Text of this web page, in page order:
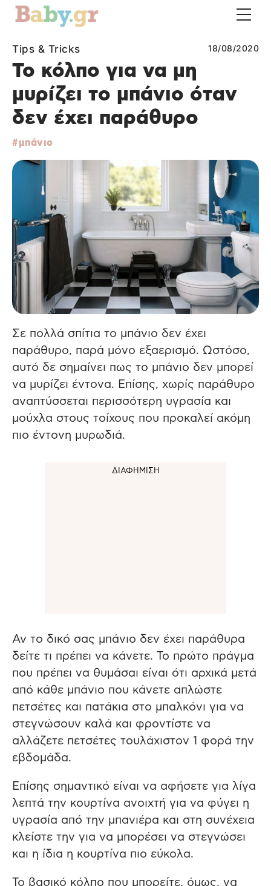
Tips & Tricks 18/08/2020
Το κόλπο για να μη
μυρίζει το μπάνιο όταν
δεν έχει παράθυρο
μπάνιο
Σε πολλά σπίτια το μπάνιο δεν έχει
παράθυρο, παρά μόνο εξαερισμό. Ωστόσο,
αυτό δε σημαίνει πως το μπάνιο δεν μπορεί
να μυρίζει έντονα. Επίσης, χωρίς παράθυρο
αναπτύσσεται περισσότερη υγρασία και
μούχλα στους τοίχους που προκαλεί ακόμη
πιο έντονη μυρωδιά.
Αν το δικό σας μπάνιο δεν έχει παράθυρα
δείτε τι πρέπει να κάνετε. Το πρώτο πράγμα
που πρέπει να θυμάσαι είναι ότι αρχικά μετά
από κάθε μπάνιο που κάνετε απλώστε
πετσέτες και πατάκια στο μπαλκόνι για να
στεγνώσουν καλά και φροντίστε να
αλλάζετε πετσέτες τουλάχιστον 1 φορά την
εβδομάδα.
Επίσης σημαντικό είναι να αφήσετε για λίγα
λεπτά την κουρτίνα ανοιχτή για να φύγει η
υγρασία από την μπανιέρα και στη συνέχεια
κλείστε την για να μπορέσει να στεγνώσει
και η ίδια η κουρτίνα πιο εύκολα.
Το βασικό κόλπο που μπορείτε, όμως, να